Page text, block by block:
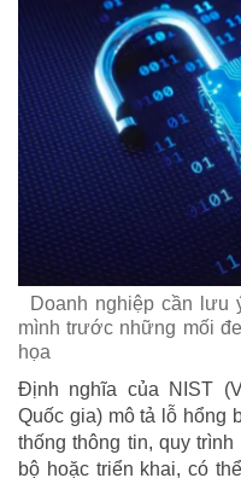
Doanh nghiệp cần
mình trước những mối
họa
Định nghĩa của NIST
Quốc gia) mô tả lỗ hổng
thống thông tin, quy
bộ hoặc triển khai, có